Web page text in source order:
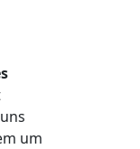
um